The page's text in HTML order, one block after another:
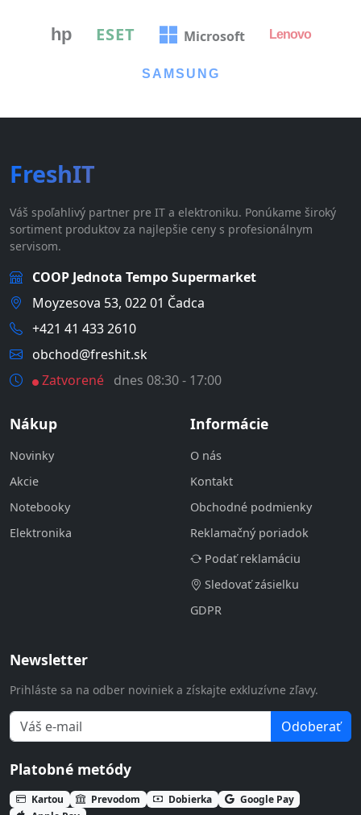
hp ESET Microsoft Lenovo
SAMSUNG
FreshIT
Váš spoľahlivý partner pre IT a elektroniku. Ponúkame široký
sortiment produktov za najlepšie ceny s profesionálnym
servisom.
COOP Jednota Tempo Supermarket
Moyzesova 53, 022 01 Čadca
+421 41 433 2610
obchod@freshit.sk
Zatvorené dnes 08:30 - 17:00
Nákup
Novinky
Akcie
Notebooky
Elektronika
Informácie
O nás
Kontakt
Obchodné podmienky
Reklamačný poriadok
Podať reklamáciu
Sledovať zásielku
GDPR
Newsletter
Prihláste sa na odber noviniek a získajte exkluzívne zľavy.
Odoberať
Platobné metódy
Kartou Prevodom Dobierka
Google Pay